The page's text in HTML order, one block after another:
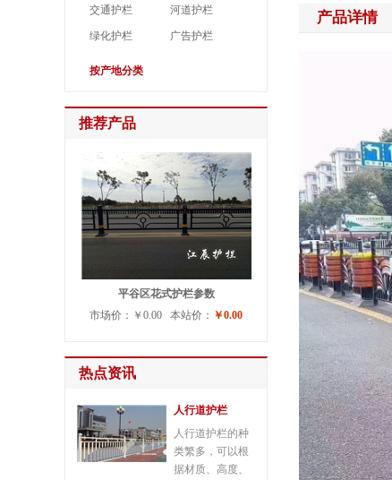
交通护栏 河道护栏
绿化护栏 广告护栏
按产地分类
推荐产品
平谷区花式护栏参数
市场价：￥0.00 本站价： ￥0.00
热点资讯
人行道护栏
人行道护栏的种
类繁多，可以根
据材质、高度、
产品详情